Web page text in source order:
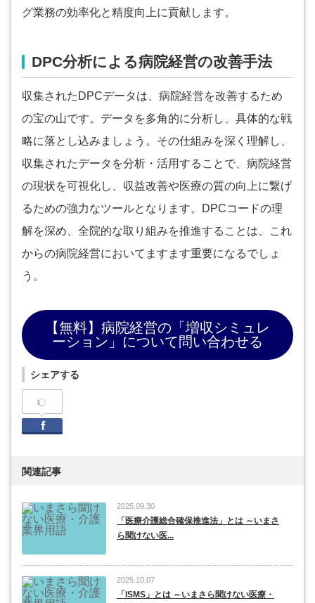
グ業務の効率化と精度向上に貢献します。
DPC分析による病院経営の改善手法
収集されたDPCデータは、病院経営を改善するため
の宝の山です。データを多角的に分析し、具体的な戦
略に落とし込みましょう。その仕組みを深く理解し、
収集されたデータを分析・活用することで、病院経営
の現状を可視化し、収益改善や医療の質の向上に繋げ
るための強力なツールとなります。DPCコードの理
解を深め、全院的な取り組みを推進することは、これ
からの病院経営においてますます重要になるでしょ
う。
【無料】病院経営の「増収シミュレ
ーション」について問い合わせる
シェアする
関連記事
2025.09.30
「医療介護総合確保推進法」とは ～いまさ
ら聞けない医...
2025.10.07
「ISMS」とは ～いまさら聞けない医療・